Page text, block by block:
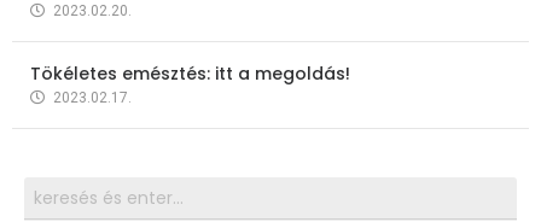
2023.02.20.
Tökéletes emésztés: itt a megoldás!
2023.02.17.